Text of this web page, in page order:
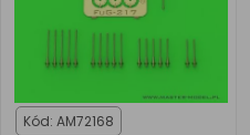
Kód: AM72168